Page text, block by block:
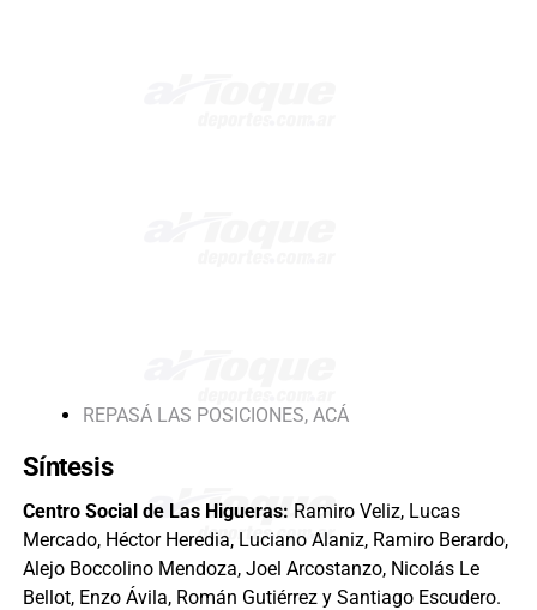
REPASÁ LAS POSICIONES, ACÁ
Síntesis
Centro Social de Las Higueras: Ramiro Veliz, Lucas
Mercado, Héctor Heredia, Luciano Alaniz, Ramiro Berardo,
Alejo Boccolino Mendoza, Joel Arcostanzo, Nicolás Le
Bellot, Enzo Ávila, Román Gutiérrez y Santiago Escudero.